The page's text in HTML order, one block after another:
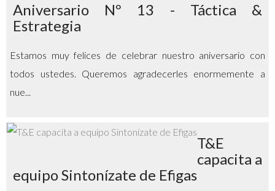
Aniversario Nº 13 - Táctica &
Estrategia
Estamos muy felices de celebrar nuestro aniversario con
todos ustedes. Queremos agradecerles enormemente a
nue...
T&E
capacita a
equipo Sintonízate de Efigas